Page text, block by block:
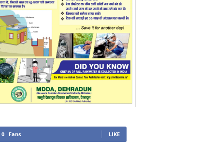
0 Fans LIKE